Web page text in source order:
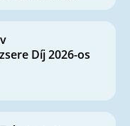
Díj 2026-os